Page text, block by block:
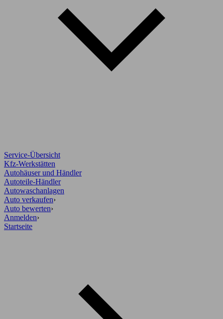
Service-Übersicht
Kfz-Werkstätten
Autohäuser und Händler
Autoteile-Händler
Autowaschanlagen
Auto verkaufen›
Auto bewerten›
Anmelden›
Startseite